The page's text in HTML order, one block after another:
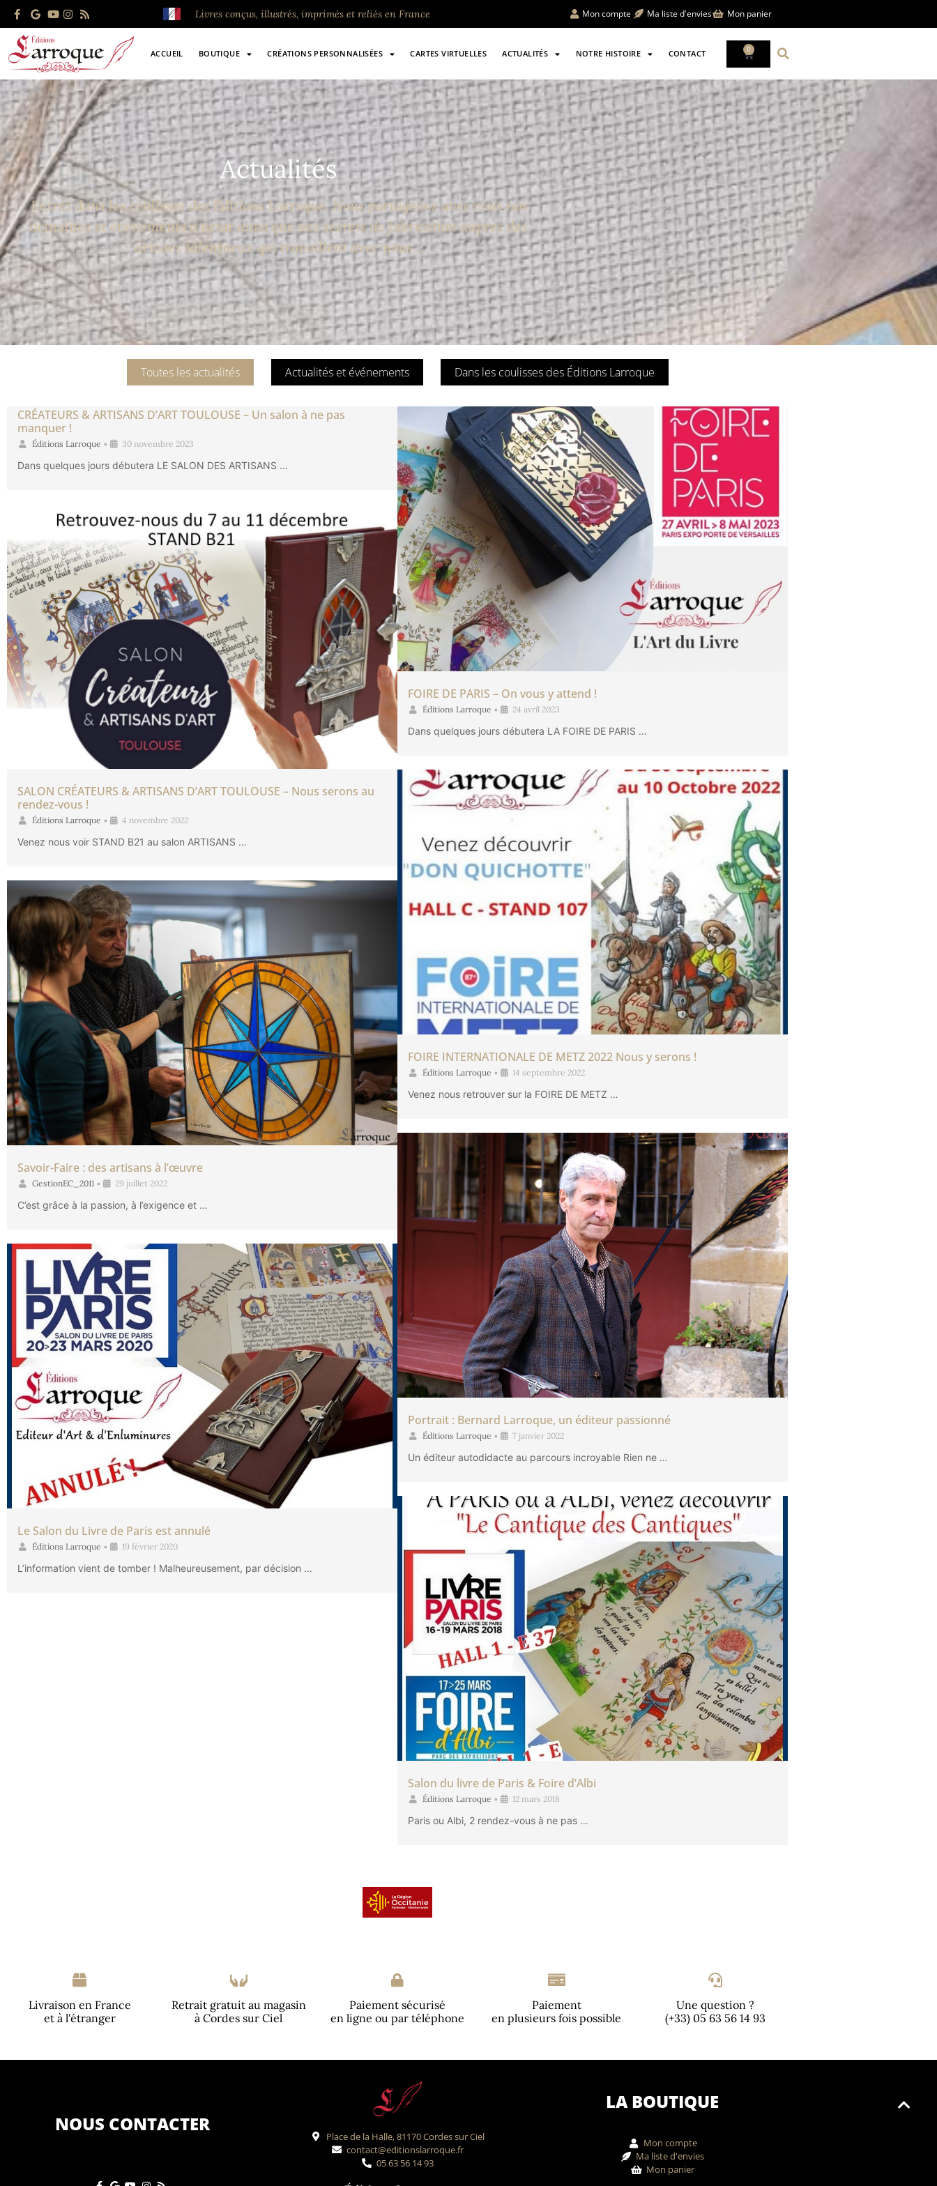
Livres conçus, illustrés, imprimés et reliés en France Mon compte Ma liste d'envies Mon panier
ACCUEIL BOUTIQUE CRÉATIONS PERSONNALISÉES CARTES VIRTUELLES ACTUALITÉS NOTRE HISTOIRE CONTACT 0
Actualités
Entrez dans les coulisses des Éditions Larroque. Nous partageons avec vous nos
actualités et événements à venir ainsi que nos secrets de fabrication auprès des
artistes talentueux qui travaillent avec nous…
Toutes les actualités Actualités et événements Dans les coulisses des Éditions Larroque
CRÉATEURS & ARTISANS D’ART TOULOUSE – Un salon à ne pas
manquer !
Éditions Larroque • 30 novembre 2023
Dans quelques jours débutera LE SALON DES ARTISANS …
FOIRE DE PARIS – On vous y attend !
Éditions Larroque • 24 avril 2023
Dans quelques jours débutera LA FOIRE DE PARIS …
SALON CRÉATEURS & ARTISANS D’ART TOULOUSE – Nous serons au
rendez-vous !
Éditions Larroque • 4 novembre 2022
Venez nous voir STAND B21 au salon ARTISANS …
FOIRE INTERNATIONALE DE METZ 2022 Nous y serons !
Éditions Larroque • 14 septembre 2022
Venez nous retrouver sur la FOIRE DE METZ …
Savoir-Faire : des artisans à l’œuvre
GestionEC_2011 • 29 juillet 2022
C’est grâce à la passion, à l’exigence et …
Portrait : Bernard Larroque, un éditeur passionné
Éditions Larroque • 7 janvier 2022
Un éditeur autodidacte au parcours incroyable Rien ne …
Le Salon du Livre de Paris est annulé
Éditions Larroque • 19 février 2020
L’information vient de tomber ! Malheureusement, par décision …
Salon du livre de Paris & Foire d’Albi
Éditions Larroque • 12 mars 2018
Paris ou Albi, 2 rendez-vous à ne pas …
Livraison en France
et à l'étranger
Retrait gratuit au magasin
à Cordes sur Ciel
Paiement sécurisé
en ligne ou par téléphone
Paiement
en plusieurs fois possible
Une question ?
(+33) 05 63 56 14 93
NOUS CONTACTER
Place de la Halle, 81170 Cordes sur Ciel
contact@editionslarroque.fr
05 63 56 14 93
LA BOUTIQUE
Mon compte
Ma liste d'envies
Mon panier